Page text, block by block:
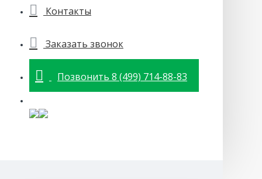
Контакты
Заказать звонок
Позвонить 8 (499) 714-88-83